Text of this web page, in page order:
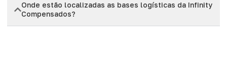
Onde estão localizadas as bases logísticas da Infinity
Compensados?